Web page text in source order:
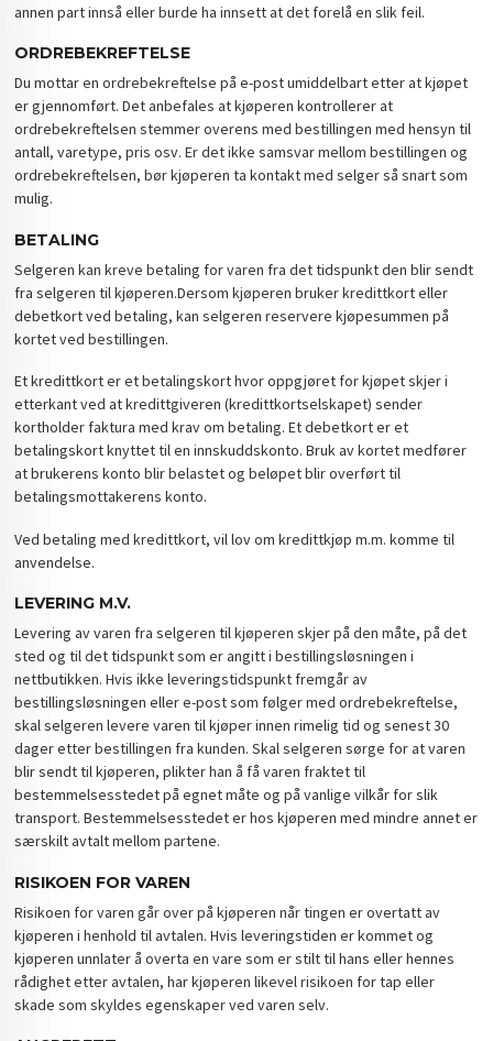
annen part innså eller burde ha innsett at det forelå en slik feil.
ORDREBEKREFTELSE
Du mottar en ordrebekreftelse på e-post umiddelbart etter at kjøpet
er gjennomført. Det anbefales at kjøperen kontrollerer at
ordrebekreftelsen stemmer overens med bestillingen med hensyn til
antall, varetype, pris osv. Er det ikke samsvar mellom bestillingen og
ordrebekreftelsen, bør kjøperen ta kontakt med selger så snart som
mulig.
BETALING
Selgeren kan kreve betaling for varen fra det tidspunkt den blir sendt
fra selgeren til kjøperen.Dersom kjøperen bruker kredittkort eller
debetkort ved betaling, kan selgeren reservere kjøpesummen på
kortet ved bestillingen.
Et kredittkort er et betalingskort hvor oppgjøret for kjøpet skjer i
etterkant ved at kredittgiveren (kredittkortselskapet) sender
kortholder faktura med krav om betaling. Et debetkort er et
betalingskort knyttet til en innskuddskonto. Bruk av kortet medfører
at brukerens konto blir belastet og beløpet blir overført til
betalingsmottakerens konto.
Ved betaling med kredittkort, vil lov om kredittkjøp m.m. komme til
anvendelse.
LEVERING M.V.
Levering av varen fra selgeren til kjøperen skjer på den måte, på det
sted og til det tidspunkt som er angitt i bestillingsløsningen i
nettbutikken. Hvis ikke leveringstidspunkt fremgår av
bestillingsløsningen eller e-post som følger med ordrebekreftelse,
skal selgeren levere varen til kjøper innen rimelig tid og senest 30
dager etter bestillingen fra kunden. Skal selgeren sørge for at varen
blir sendt til kjøperen, plikter han å få varen fraktet til
bestemmelsesstedet på egnet måte og på vanlige vilkår for slik
transport. Bestemmelsesstedet er hos kjøperen med mindre annet er
særskilt avtalt mellom partene.
RISIKOEN FOR VAREN
Risikoen for varen går over på kjøperen når tingen er overtatt av
kjøperen i henhold til avtalen. Hvis leveringstiden er kommet og
kjøperen unnlater å overta en vare som er stilt til hans eller hennes
rådighet etter avtalen, har kjøperen likevel risikoen for tap eller
skade som skyldes egenskaper ved varen selv.